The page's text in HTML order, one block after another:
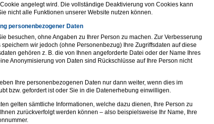
angelegt wird. Die vollständige Deaktivierung von Cookies kann
nicht alle Funktionen unserer Website nutzen können.
personenbezogener Daten
besuchen, ohne Angaben zu Ihrer Person zu machen. Zur Verbesserung
wir jedoch (ohne Personenbezug) Ihre Zugriffsdaten auf diese
gehören z. B. die von Ihnen angeforderte Datei oder der Name Ihres
Anonymisierung von Daten sind Rückschlüsse auf Ihre Person nicht
Ihre personenbezogenen Daten nur dann weiter, wenn dies im
bzw. gefordert ist oder Sie in die Datenerhebung einwilligen.
gelten sämtliche Informationen, welche dazu dienen, Ihre Person zu
zurückverfolgt werden können – also beispielsweise Ihr Name, Ihre